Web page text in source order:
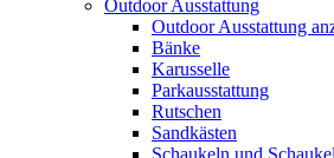
Outdoor Ausstattung
Outdoor Ausstattung
Bänke
Karusselle
Parkausstattung
Rutschen
Sandkästen
Schaukeln und